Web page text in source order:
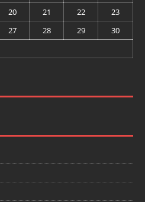
20 21 22
23
27 28 29
30